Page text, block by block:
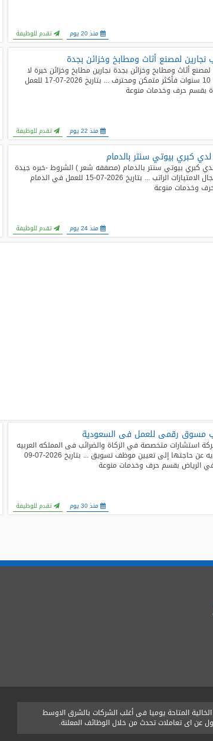
منذ 20 يوم تقدم للوظيفة
لمصنع أثاث ومطابخ وخزائن بجدة
أثاث ومطابخ وخزائن بجدة نجارين مطابخ وخزائن خبرة لا
تقل عن 10 سنوات فأكثر متمكن ومحترف ... بتاريخ 2026-07-17 للعمل
بقسم حرف وخدمات منوعة
منذ 22 يوم تقدم للوظيفة
كبري بيوتي سنتر بالدمام
كبري بيوتي سنتر بالدمام (مصففه شعر ) الشروط -خبره جيدة
في المجال الامتيازات الراتب ... بتاريخ 2026-07-15 للعمل في الدمام
وخدمات منوعة
منذ 24 يوم تقدم للوظيفة
مسوق رقمى للعمل فى السعودية
استشارات متخصصة في الزكاة والضرائب فى المملكه العربيه
السعوديه عن حاجتها إلى تعيين موظف تسويق ... بتاريخ 2026-07-09
الرياض بقسم حرف وخدمات منوعة
منذ 30 يوم تقدم للوظيفة
المتاحة يوميا فى أغلب الشركات بالشرق الاوسط
عن اى تعاملات تحدث من خلال الوظائف المعلنة.